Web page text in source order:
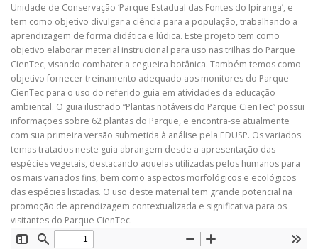
Unidade de Conservação ‘Parque Estadual das Fontes do Ipiranga’, e
tem como objetivo divulgar a ciência para a população, trabalhando a
aprendizagem de forma didática e lúdica. Este projeto tem como
objetivo elaborar material instrucional para uso nas trilhas do Parque
CienTec, visando combater a cegueira botânica. Também temos como
objetivo fornecer treinamento adequado aos monitores do Parque
CienTec para o uso do referido guia em atividades da educação
ambiental. O guia ilustrado “Plantas notáveis do Parque CienTec” possui
informações sobre 62 plantas do Parque, e encontra-se atualmente
com sua primeira versão submetida à análise pela EDUSP. Os variados
temas tratados neste guia abrangem desde a apresentação das
espécies vegetais, destacando aquelas utilizadas pelos humanos para
os mais variados fins, bem como aspectos morfológicos e ecológicos
das espécies listadas. O uso deste material tem grande potencial na
promoção de aprendizagem contextualizada e significativa para os
visitantes do Parque CienTec.